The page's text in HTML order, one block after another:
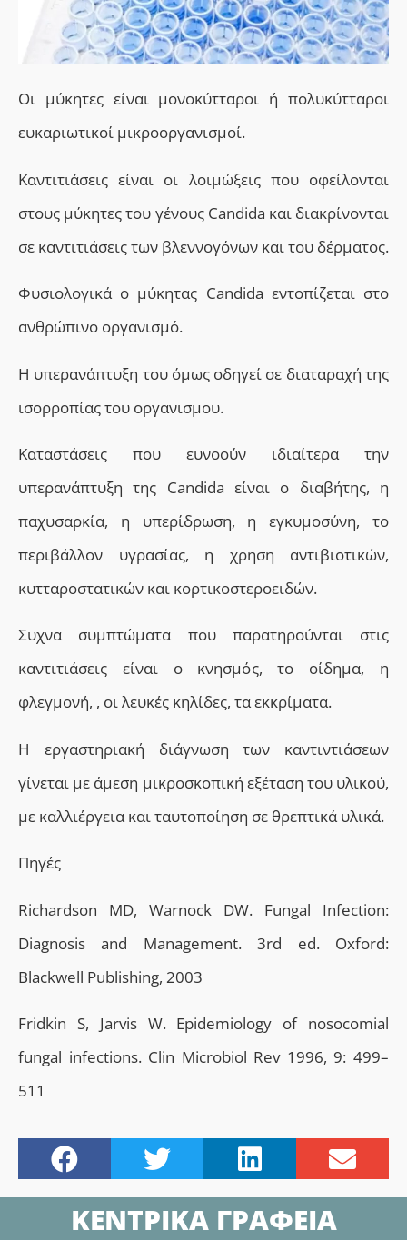
Οι μύκητες είναι μονοκύτταροι ή πολυκύτταροι
ευκαριωτικοί μικροοργανισμοί.
Καντιτιάσεις είναι οι λοιμώξεις που οφείλονται
στους μύκητες του γένους Candida και διακρίνονται
σε καντιτιάσεις των βλεννογόνων και του δέρματος.
Φυσιολογικά ο μύκητας Candida εντοπίζεται στο
ανθρώπινο οργανισμό.
Η υπερανάπτυξη του όμως οδηγεί σε διαταραχή της
ισορροπίας του οργανισμου.
Καταστάσεις που ευνοούν ιδιαίτερα την
υπερανάπτυξη της Candida είναι ο διαβήτης, η
παχυσαρκία, η υπερίδρωση, η εγκυμοσύνη, το
περιβάλλον υγρασίας, η χρηση αντιβιοτικών,
κυτταροστατικών και κορτικοστεροειδών.
Συχνα συμπτώματα που παρατηρούνται στις
καντιτιάσεις είναι ο κνησμός, το οίδημα, η
φλεγμονή, , οι λευκές κηλίδες, τα εκκρίματα.
Η εργαστηριακή διάγνωση των καντιντιάσεων
γίνεται με άμεση μικροσκοπική εξέταση του υλικού,
με καλλιέργεια και ταυτοποίηση σε θρεπτικά υλικά.
Πηγές
Richardson MD, Warnock DW. Fungal Infection:
Diagnosis and Management. 3rd ed. Oxford:
Blackwell Publishing, 2003
Fridkin S, Jarvis W. Epidemiology of nosocomial
fungal infections. Clin Microbiol Rev 1996, 9: 499–
511
ΚΕΝΤΡΙΚΑ ΓΡΑΦΕΙΑ